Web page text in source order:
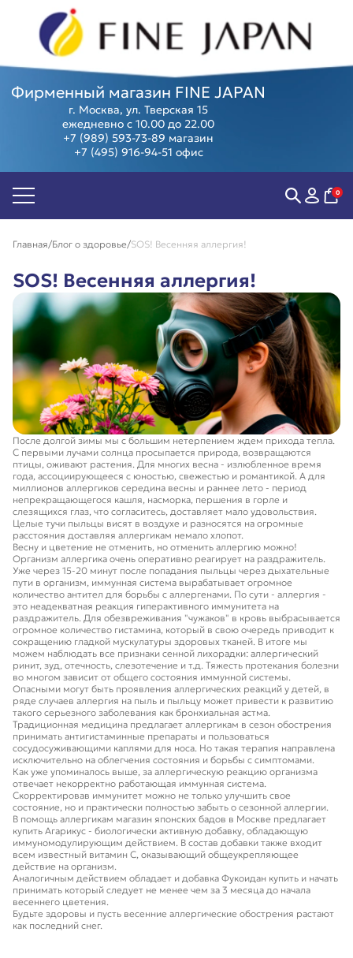
0
Фирменный магазин FINE JAPAN
г. Москва, ул. Тверская 15
ежедневно с 10.00 до 22.00
+7 (989) 593-73-89 магазин
+7 (495) 916-94-51 офис
Главная Блог о здоровье SOS! Весенняя аллергия!
SOS! Весенняя аллергия!
После долгой зимы мы с большим нетерпением ждем прихода тепла.
С первыми лучами солнца просыпается природа, возвращаются
птицы, оживают растения. Для многих весна - излюбленное время
года, ассоциирующееся с юностью, свежестью и романтикой. А для
миллионов аллергиков середина весны и раннее лето - период
непрекращающегося кашля, насморка, першения в горле и
слезящихся глаз, что согласитесь, доставляет мало удовольствия.
Целые тучи пыльцы висят в воздухе и разносятся на огромные
расстояния доставляя аллергикам немало хлопот.
Весну и цветение не отменить, но отменить аллергию можно!
Организм аллергика очень оперативно реагирует на раздражитель.
Уже через 15-20 минут после попадания пыльцы через дыхательные
пути в организм, иммунная система вырабатывает огромное
количество антител для борьбы с аллергенами. По сути - аллергия -
это неадекватная реакция гиперактивного иммунитета на
раздражитель. Для обезвреживания "чужаков" в кровь выбрасывается
огромное количество гистамина, который в свою очередь приводит к
сокращению гладкой мускулатуры здоровых тканей. В итоге мы
можем наблюдать все признаки сенной лихорадки: аллергический
ринит, зуд, отечность, слезотечение и т.д. Тяжесть протекания болезни
во многом зависит от общего состояния иммунной системы.
Опасными могут быть проявления аллергических реакций у детей, в
ряде случаев аллергия на пыль и пыльцу может привести к развитию
такого серьезного заболевания как бронхиальная астма.
Традиционная медицина предлагает аллергикам в сезон обострения
принимать антигистаминные препараты и пользоваться
сосудосуживающими каплями для носа. Но такая терапия направлена
исключительно на облегчения состояния и борьбы с симптомами.
Как уже упоминалось выше, за аллергическую реакцию организма
отвечает некорректно работающая иммунная система.
Скорректировав иммунитет можно не только улучшить свое
состояние, но и практически полностью забыть о сезонной аллергии.
В помощь аллергикам магазин японских бадов в Москве предлагает
купить Агарикус - биологически активную добавку, обладающую
иммуномодулирующим действием. В состав добавки также входит
всем известный витамин C, оказывающий общеукрепляющее
действие на организм.
Аналогичным действием обладает и добавка Фукоидан купить и начать
принимать который следует не менее чем за 3 месяца до начала
весеннего цветения.
Будьте здоровы и пусть весенние аллергические обострения растают
как последний снег.
Биодобавки
Антивозраст
Антистресс
Контроль
веса
Пищеварение
Сердце и
Острое
зрение
внимание
Суставы и
позвоночник
энергия
Иммунитет
Витамины
красоты
Женские
здоровье
Компенсация
Коллаген
аллергии
Фитнес,
спорт
Косметика
Предзаказ
из Японии